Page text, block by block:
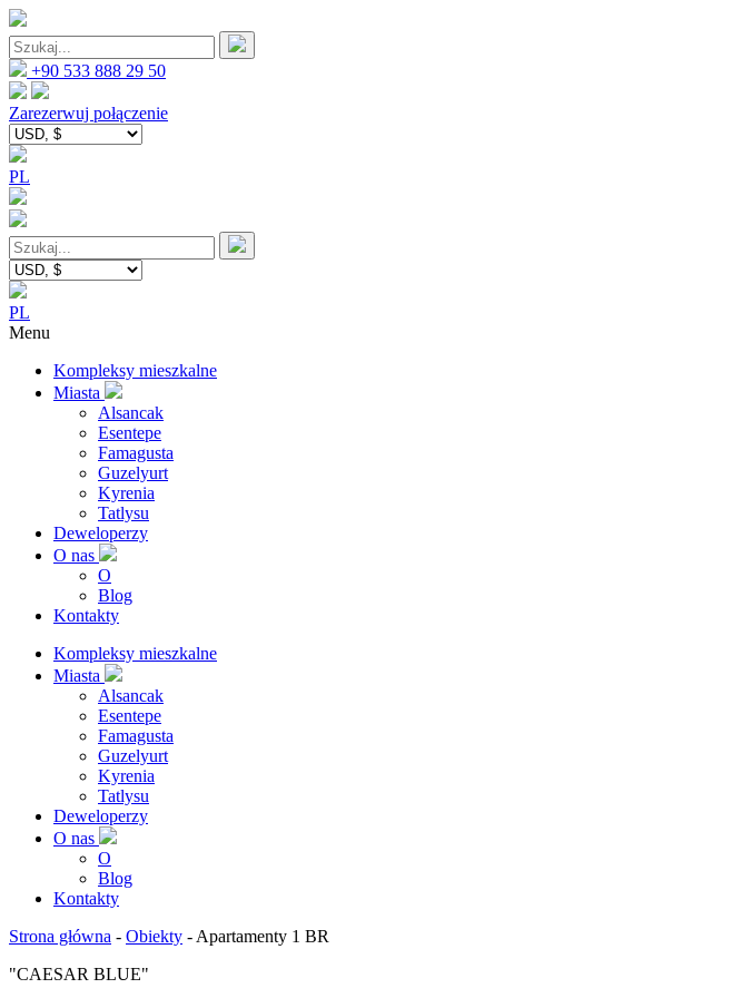
+90 533 888 29 50
Zarezerwuj połączenie
PL
PL
Menu
Kompleksy mieszkalne
Miasta
Alsancak
Esentepe
Famagusta
Guzelyurt
Kyrenia
Tatlysu
Deweloperzy
O nas
O
Blog
Kontakty
Kompleksy mieszkalne
Miasta
Alsancak
Esentepe
Famagusta
Guzelyurt
Kyrenia
Tatlysu
Deweloperzy
O nas
O
Blog
Kontakty
Strona główna - Obiekty - Apartamenty 1 BR
"CAESAR BLUE"